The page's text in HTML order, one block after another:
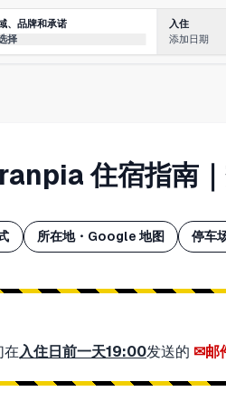
、品牌和承诺
择
入住
添加日期
住宿指南｜
所在地・Google 地图 停车
在入住日前一天19:00发送的 邮